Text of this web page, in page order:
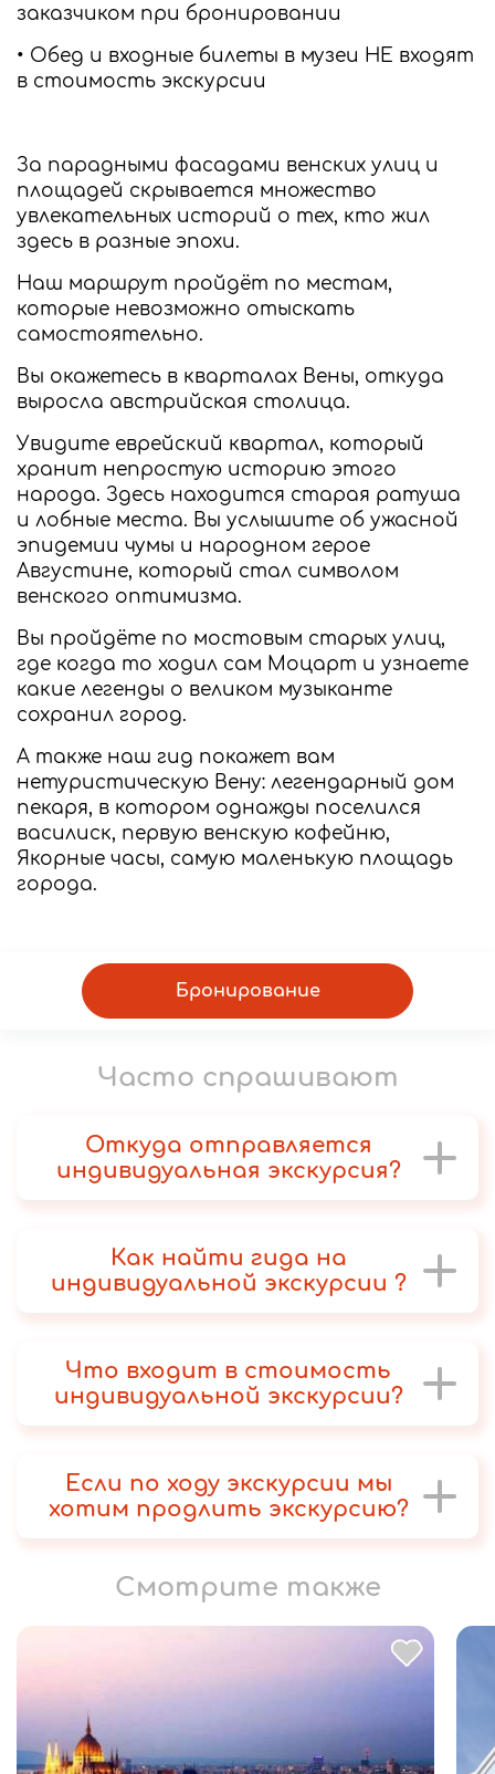
заказчиком при бронировании
• Обед и входные билеты в музеи НЕ входят
в стоимость экскурсии
За парадными фасадами венских улиц и
площадей скрывается множество
увлекательных историй о тех, кто жил
здесь в разные эпохи.
Наш маршрут пройдёт по местам,
которые невозможно отыскать
самостоятельно.
Вы окажетесь в кварталах Вены, откуда
выросла австрийская столица.
Увидите еврейский квартал, который
хранит непростую историю этого
народа. Здесь находится старая ратуша
и лобные места. Вы услышите об ужасной
эпидемии чумы и народном герое
Августине, который стал символом
венского оптимизма.
Вы пройдёте по мостовым старых улиц,
где когда то ходил сам Моцарт и узнаете
какие легенды о великом музыканте
сохранил город.
А также наш гид покажет вам
нетуристическую Вену: легендарный дом
пекаря, в котором однажды поселился
василиск, первую венскую кофейню,
Якорные часы, самую маленькую площадь
города.
Бронирование
Часто спрашивают
Откуда отправляется
индивидуальная экскурсия?
Как найти гида на
индивидуальной экскурсии ?
Что входит в стоимость
индивидуальной экскурсии?
Если по ходу экскурсии мы
хотим продлить экскурсию?
Смотрите также